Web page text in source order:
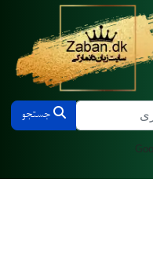
جستجو